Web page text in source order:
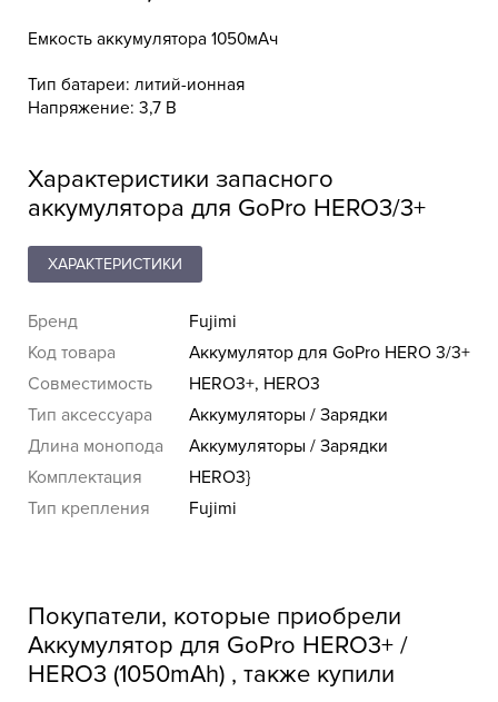
Емкость аккумулятора 1050мАч
Тип батареи: литий-ионная
Напряжение: 3,7 В
Характеристики запасного
аккумулятора для GoPro HERO3/3+
ХАРАКТЕРИСТИКИ
Бренд
Fujimi
Код товара
Аккумулятор для GoPro HERO 3/3+
Совместимость
HERO3+, HERO3
Тип аксессуара
Аккумуляторы / Зарядки
Длина монопода
Аккумуляторы / Зарядки
Комплектация
HERO3}
Тип крепления
Fujimi
Покупатели, которые приобрели
Аккумулятор для GoPro HERO3+ /
HERO3 (1050mAh) , также купили